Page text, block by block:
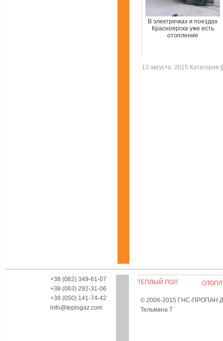
В электричках и поездах
Красноярска уже есть
отопление
13 августа, 2015 Категория
+38 (062) 349-61-07
+38 (063) 292-31-06
+38 (050) 141-74-42
info@teplogaz.com
ТЕПЛЫЙ ПОЛ
© 2006-2015 ГНС-ПРОПАН
Тельмана 7